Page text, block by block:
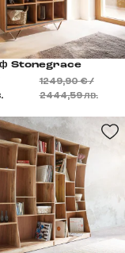
Stonegrace
1249,90 € /
2444,59 лв.